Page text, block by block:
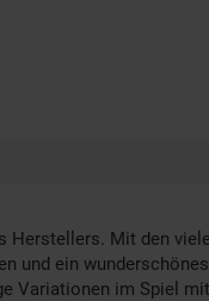
Herstellers. Mit den
und ein
Variationen im Spiel